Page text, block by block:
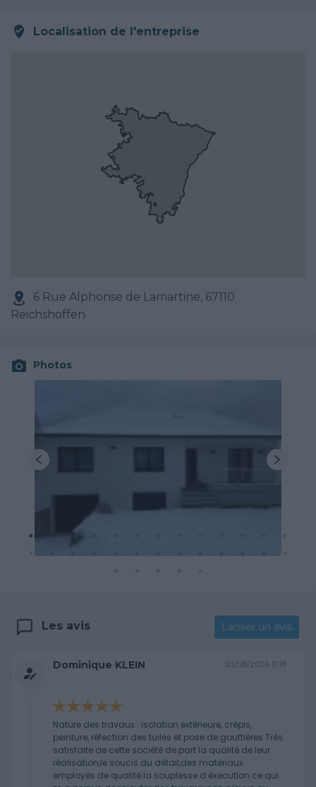
Localisation de l'entreprise
6 Rue Alphonse de Lamartine, 67110
Reichshoffen
Photos
Les avis Laisser un avis
Dominique KLEIN 03/08/2026 11:18
Nature des travaux : isolation extérieure, crépis,
peinture, réfection des tuiles et pose de gouttiéres Trés
satisfaite de cette société de part la qualité de leur
réalisation,le soucis du détail,des matériaux
employés de qualité.la souplesse d éxecution ce qui